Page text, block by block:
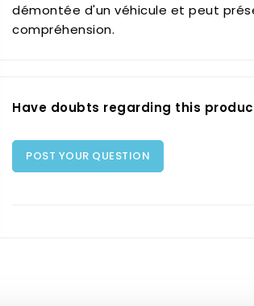
démontée d'un véhicule et peut
compréhension.
Have doubts regarding this
POST YOUR QUESTION